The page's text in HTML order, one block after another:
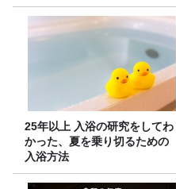
25年以上 入浴の研究をしてわ
かった、夏を乗り切るための
入浴方法